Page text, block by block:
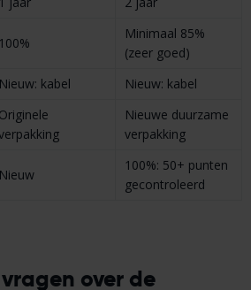
100%
Minimaal 85%
(zeer goed)
Nieuw: kabel Nieuw: kabel
Originele
Nieuwe duurzame
verpakking
Nieuw
100%: 50+ punten
gecontroleerd
over de